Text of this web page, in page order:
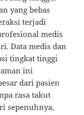
yang bebas
terjadi
medis
Data medis dan
tingkat tinggi
ini
dari pasien
rasa takut
sepenuhnya,